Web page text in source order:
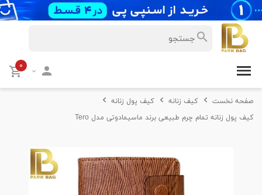
۰
صفحه نخست کیف زنانه
کیف پول زنانه
کیف پول زنانه تمام چرم طبیعی برند ماسیمادوتی مدل Tero